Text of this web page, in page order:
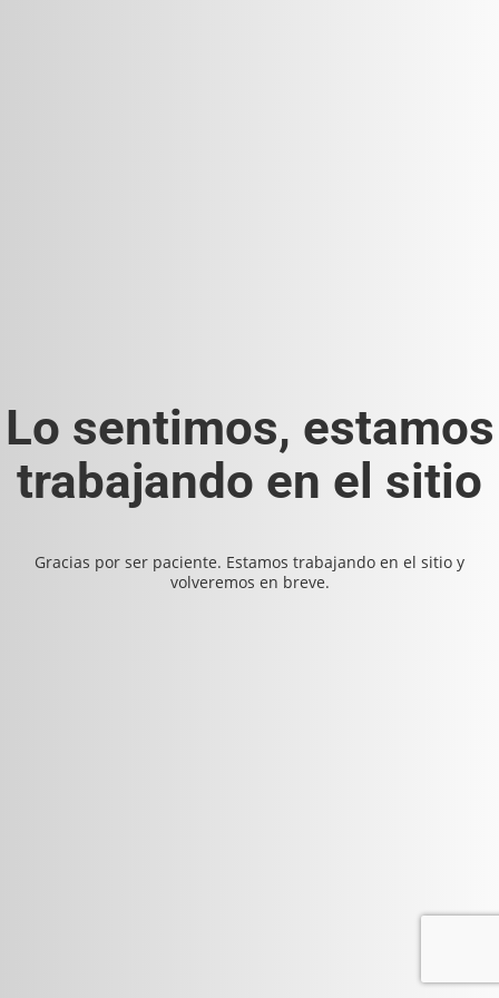
Lo sentimos, estamos
trabajando en el sitio
Gracias por ser paciente. Estamos trabajando en el sitio y
volveremos en breve.